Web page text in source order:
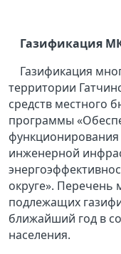
Газификация
Газификация
территории
средств местного
программы
инженерной
округе». Перечень
подлежащих
ближайший год в
населения.